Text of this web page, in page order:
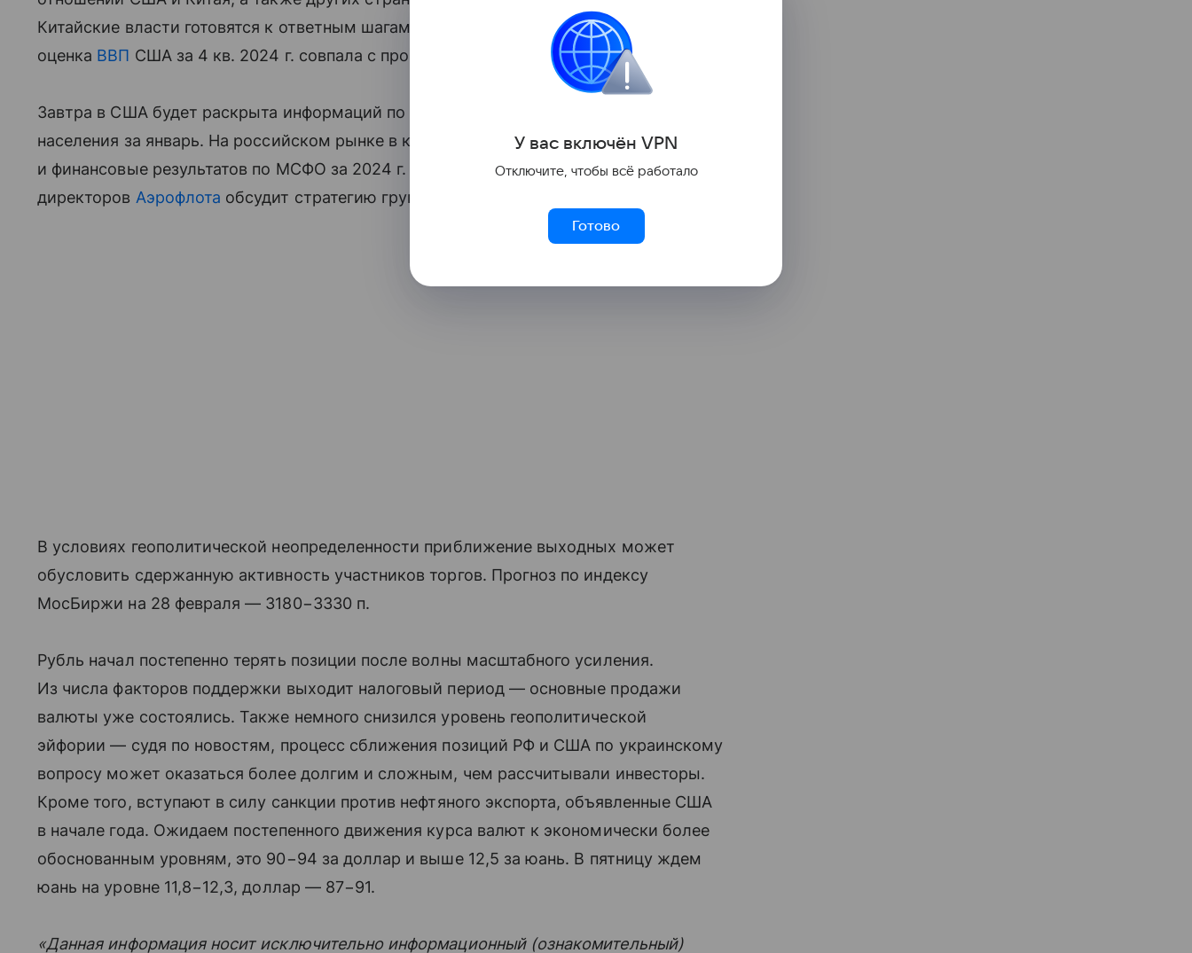
Китайские власти готовятся к ответным шагам. Статистика не принесла сюрпризов —
оценка ВВП США за 4 кв. 2024 г. совпала с прогнозом аналитиков.
Завтра в США будет раскрыта информаций по потребительским расходам и
населения за январь. На российском рынке в конце недели операционные
и финансовые результатов по МСФО за 2024 г. сообщит ИнтерРАО, а совет
директоров Аэрофлота обсудит стратегию группы до 2030 г. и дивидендную политику.
В условиях геополитической неопределенности приближение выходных может
обусловить сдержанную активность участников торгов. Прогноз по индексу
МосБиржи на 28 февраля — 3180−3330 п.
Рубль начал постепенно терять позиции после волны масштабного усиления.
Из числа факторов поддержки выходит налоговый период — основные продажи
валюты уже состоялись. Также немного снизился уровень геополитической
эйфории — судя по новостям, процесс сближения позиций РФ и США по украинскому
вопросу может оказаться более долгим и сложным, чем рассчитывали инвесторы.
Кроме того, вступают в силу санкции против нефтяного экспорта, объявленные США
в начале года. Ожидаем постепенного движения курса валют к экономически более
обоснованным уровням, это 90−94 за доллар и выше 12,5 за юань. В пятницу ждем
юань на уровне 11,8−12,3, доллар — 87−91.
«Данная информация носит исключительно информационный (ознакомительный)
У вас включён VPN
Отключите, чтобы всё работало
Готово